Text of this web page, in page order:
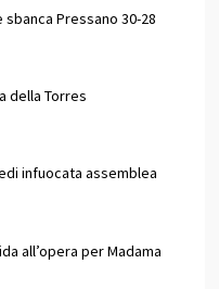
sbanca Pressano 30-28
della Torres
infuocata assemblea
all’opera per Madama